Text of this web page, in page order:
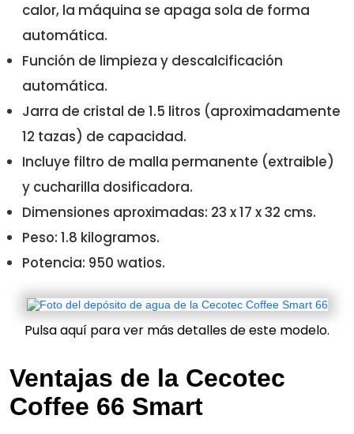
calor, la máquina se apaga sola de forma
automática.
Función de limpieza y descalcificación
automática.
Jarra de cristal de 1.5 litros (aproximadamente
12 tazas) de capacidad.
Incluye filtro de malla permanente (extraible)
y cucharilla dosificadora.
Dimensiones aproximadas: 23 x 17 x 32 cms.
Peso: 1.8 kilogramos.
Potencia: 950 watios.
Pulsa aquí para ver más detalles de este modelo.
Ventajas de la Cecotec
Coffee 66 Smart